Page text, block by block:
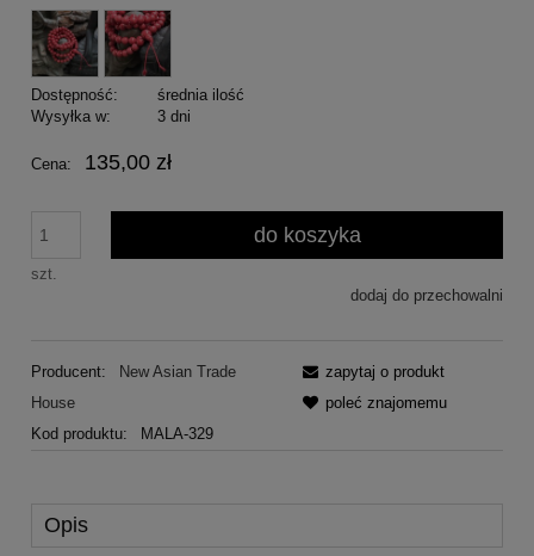
Dostępność:
średnia ilość
Wysyłka w:
3 dni
Cena: 135,00 zł
szt.
do koszyka
dodaj do przechowalni
Producent:
New Asian Trade
House
Kod produktu:
MALA-329
zapytaj o produkt
poleć znajomemu
Opis